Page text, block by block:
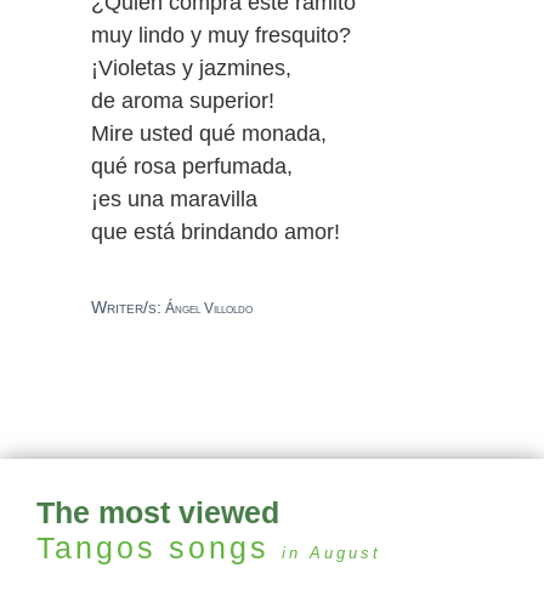
muy lindo y muy fresquito?
¡Violetas y jazmines,
de aroma superior!
Mire usted qué monada,
qué rosa perfumada,
¡es una maravilla
que está brindando amor!
Writer/s: Ángel Villoldo
The most viewed
Tangos songs in August